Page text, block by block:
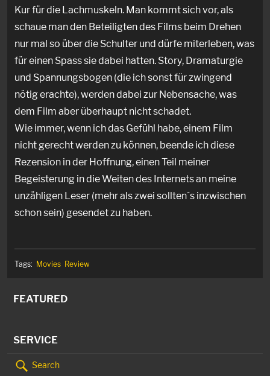
Kur für die Lachmuskeln. Man kommt sich vor, als
schaue man den Beteiligten des Films beim Drehen
nur mal so über die Schulter und dürfe miterleben, was
für einen Spass sie dabei hatten. Story, Dramaturgie
und Spannungsbogen (die ich sonst für zwingend
nötig erachte), werden dabei zur Nebensache, was
dem Film aber überhaupt nicht schadet.
Wie immer, wenn ich das Gefühl habe, einem Film
nicht gerecht werden zu können, beende ich diese
Rezension in der Hoffnung, einen Teil meiner
Begeisterung in die Weiten des Internets an meine
unzähligen Leser (mehr als zwei sollten´s inzwischen
schon sein) gesendet zu haben.
Tags: Movies Review
FEATURED
SERVICE
Search